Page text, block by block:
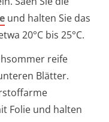
und halten Sie das
20°C bis 25°C.
reife
Blätter.
Folie und halten